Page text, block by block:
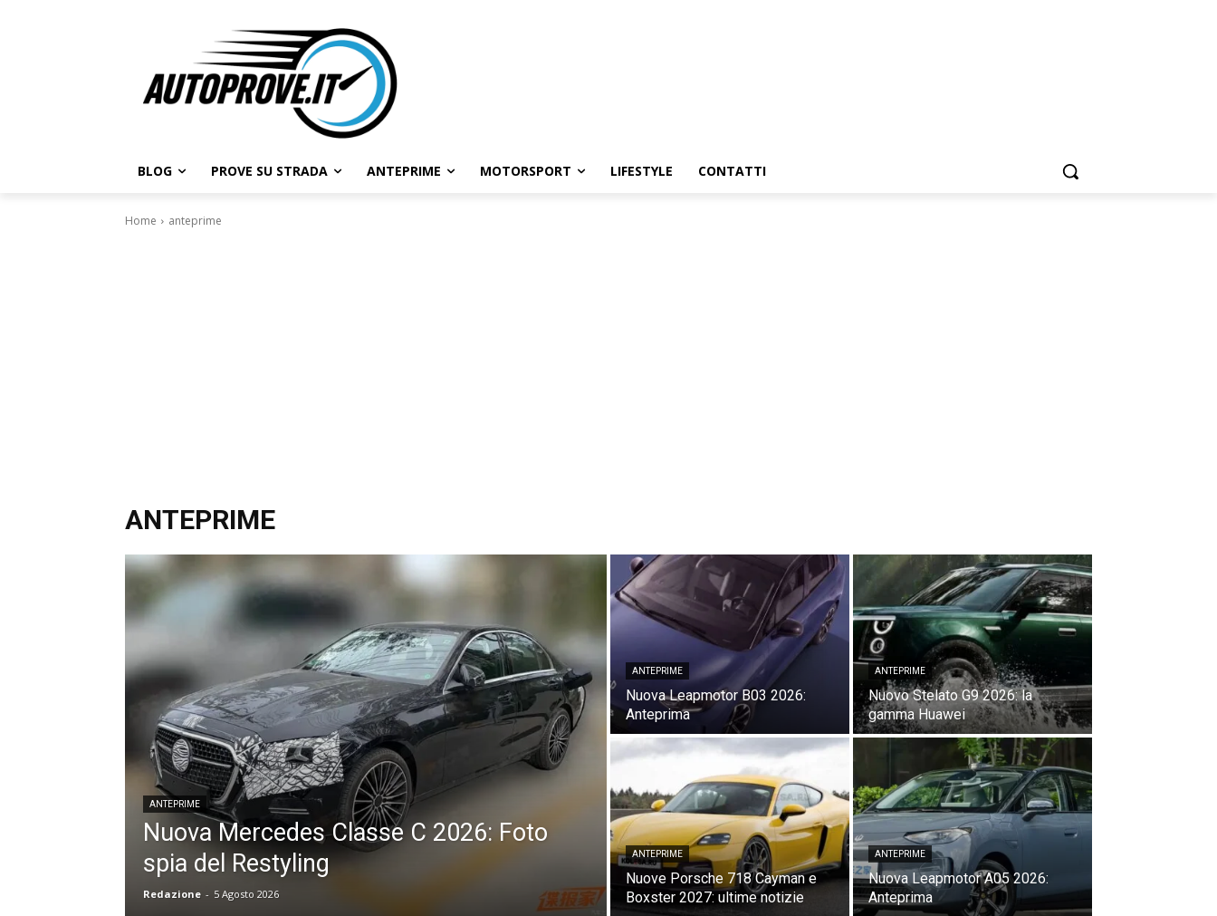
BLOG PROVE SU STRADA ANTEPRIME MOTORSPORT LIFESTYLE CONTATTI
Home anteprime
ANTEPRIME
ANTEPRIME
Nuova Mercedes Classe C 2026: Foto
spia del Restyling
Redazione - 5 Agosto 2026
ANTEPRIME
Nuova Leapmotor B03 2026:
Anteprima
ANTEPRIME
Nuovo Stelato G9 2026: la
gamma Huawei
ANTEPRIME
Nuove Porsche 718 Cayman e
Boxster 2027: ultime notizie
ANTEPRIME
Nuova Leapmotor A05 2026:
Anteprima